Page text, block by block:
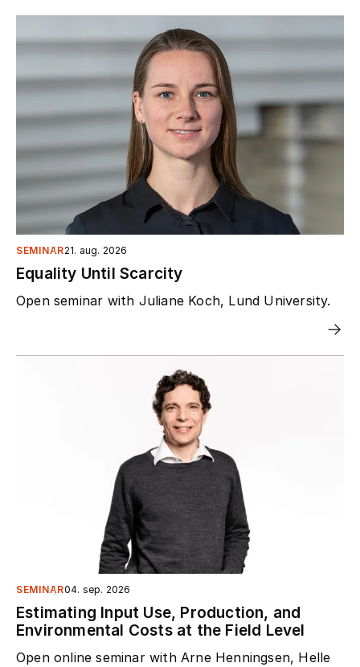
SEMINAR21. aug. 2026
Equality Until Scarcity
Open seminar with Juliane Koch, Lund University.
SEMINAR04. sep. 2026
Estimating Input Use, Production, and
Environmental Costs at the Field Level
Open online seminar with Arne Henningsen, Helle